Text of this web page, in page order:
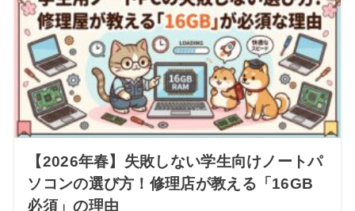
【2026年春】失敗しない学生向けノートパ
ソコンの選び方！修理店が教える「16GB
必須」の理由